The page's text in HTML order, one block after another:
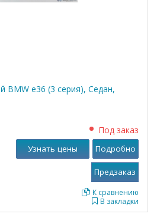
BMW е36 (3 серия), Седан,
Под заказ
В закладки
К сравнению
Узнать цены Подробно